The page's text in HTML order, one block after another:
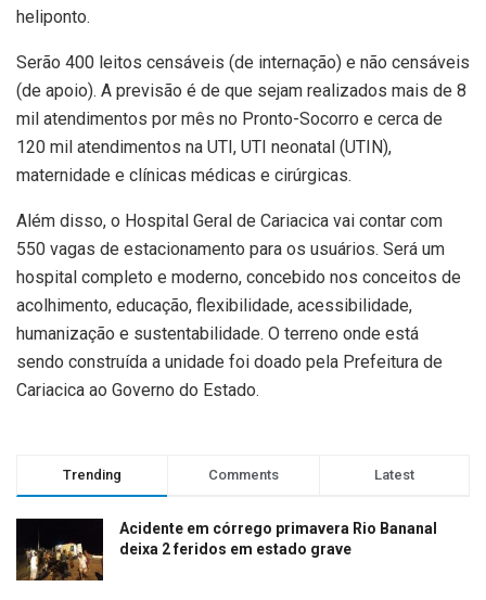
heliponto.
Serão 400 leitos censáveis (de internação) e não censáveis
(de apoio). A previsão é de que sejam realizados mais de 8
mil atendimentos por mês no Pronto-Socorro e cerca de
120 mil atendimentos na UTI, UTI neonatal (UTIN),
maternidade e clínicas médicas e cirúrgicas.
Além disso, o Hospital Geral de Cariacica vai contar com
550 vagas de estacionamento para os usuários. Será um
hospital completo e moderno, concebido nos conceitos de
acolhimento, educação, flexibilidade, acessibilidade,
humanização e sustentabilidade. O terreno onde está
sendo construída a unidade foi doado pela Prefeitura de
Cariacica ao Governo do Estado.
Trending Comments Latest
Acidente em córrego primavera Rio Bananal
deixa 2 feridos em estado grave